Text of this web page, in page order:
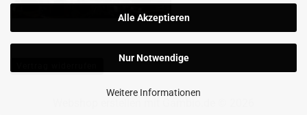
Alle Akzeptieren
Nur Notwendige
Weitere Informationen